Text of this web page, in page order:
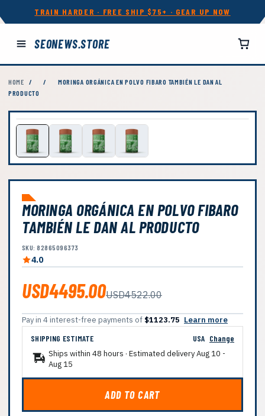
TRAIN HARDER · FREE SHIP $75+ · GEAR UP NOW
SEONEWS.STORE
HOME / /
MORINGA ORGÁNICA EN POLVO FIBARO TAMBIÉN LE DAN AL
PRODUCTO
MORINGA ORGÁNICA EN POLVO FIBARO
TAMBIÉN LE DAN AL PRODUCTO
SKU: 82865096373
4.0
USD4495.00USD4522.00
Pay in 4 interest-free payments of $1123.75 Learn more
SHIPPING ESTIMATE
USA Change
Ships within 48 hours · Estimated deliveryAug 10 -
Aug 15
ADD TO CART